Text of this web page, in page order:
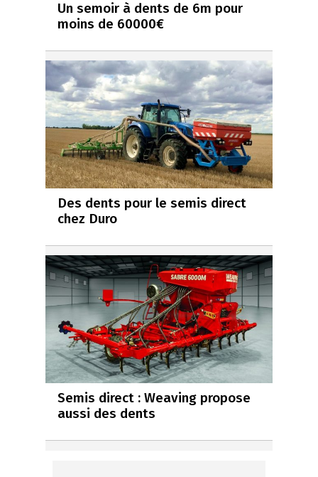
Un semoir à dents de 6m pour
moins de 60000€
Des dents pour le semis direct
chez Duro
Semis direct : Weaving propose
aussi des dents